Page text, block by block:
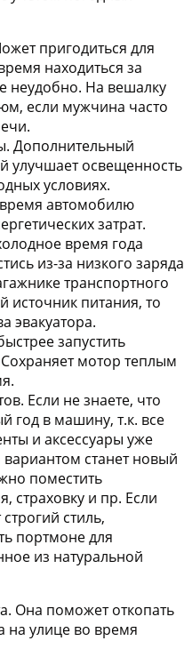
пригодиться для
находиться за
неудобно. На вешалку
если мужчина часто
Дополнительный
улучшает освещенность
условиях.
автомобилю
затрат.
время года
из-за низкого заряда
транспортного
источник питания, то
эвакуатора.
запустить
мотор теплым
Если не знаете, что
год в машину, т.к. все
и аксессуары уже
станет новый
поместить
страховку и пр. Если
стиль,
портмоне для
из натуральной
Она поможет откопать
на улице во время